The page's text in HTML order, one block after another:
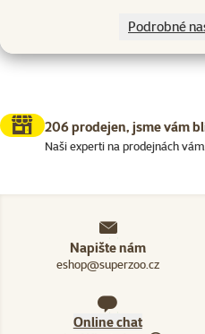
Podrobné
206 prodejen, jsme vám
Naši experti na prodejnách
Napište nám
eshop@superzoo.cz
Online chat